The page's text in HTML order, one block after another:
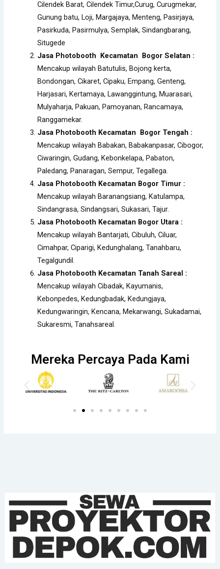
Cilendek Barat, Cilendek Timur,Curug, Curugmekar,
Gunung batu, Loji, Margajaya, Menteng, Pasirjaya,
Pasirkuda, Pasirmulya, Semplak, Sindangbarang,
Situgede
Jasa Photobooth Kecamatan Bogor Selatan :
Mencakup wilayah Batutulis, Bojong kerta,
Bondongan, Cikaret, Cipaku, Empang, Genteng,
Harjasari, Kertamaya, Lawanggintung, Muarasari,
Mulyaharja, Pakuan, Pamoyanan, Rancamaya,
Ranggamekar.
Jasa Photobooth Kecamatan Bogor Tengah :
Mencakup wilayah Babakan, Babakanpasar, Cibogor,
Ciwaringin, Gudang, Kebonkelapa, Pabaton,
Paledang, Panaragan, Sempur, Tegallega.
Jasa Photobooth Kecamatan Bogor Timur :
Mencakup wilayah Baranangsiang, Katulampa,
Sindangrasa, Sindangsari, Sukasari, Tajur.
Jasa Photobooth Kecamatan Bogor Utara :
Mencakup wilayah Bantarjati, Cibuluh, Ciluar,
Cimahpar, Ciparigi, Kedunghalang, Tanahbaru,
Tegalgundil.
Jasa Photobooth Kecamatan Tanah Sareal :
Mencakup wilayah Cibadak, Kayumanis,
Kebonpedes, Kedungbadak, Kedungjaya,
Kedungwaringin, Kencana, Mekarwangi, Sukadamai,
Sukaresmi, Tanahsareal.
Mereka Percaya Pada Kami